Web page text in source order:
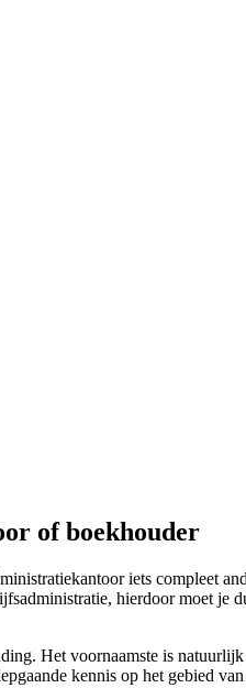
of boekhouder
iets compleet
hierdoor moet je
Het voornaamste is
kennis op het gebied